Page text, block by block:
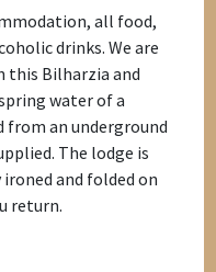
all food,
drinks. We are
this Bilharzia and
water of a
an underground
The lodge is
and folded on
return.